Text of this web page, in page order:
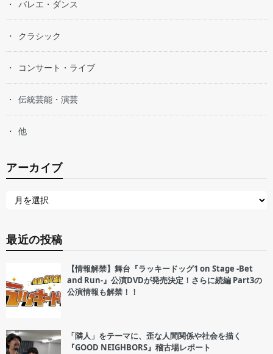
バレエ・ダンス
クラシック
コンサート・ライブ
伝統芸能・演芸
他
アーカイブ
最近の投稿
【情報解禁】舞台『ラッキードッグ1 on Stage -Bet
and Run-』公演DVDが発売決定！さらに続編 Part3の
公演情報も解禁！！
「隣人」をテーマに、歪な人間関係や社会を描く
『GOOD NEIGHBORS』稽古場レポート